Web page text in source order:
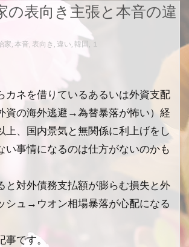
の表向き主張と本音の違
家, 本音, 表向き , 違い, 韓国 , １
カネを借りているあるいは外資支配
資の海外逃避→為替暴落が怖い）経
上、国内景気と無関係に利上げをし
い事情になるのは仕方がないのかも
と対外債務支払額が膨らむ損失と外
シュ→ウオン相場暴落が心配になる
事です。